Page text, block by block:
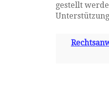
gestellt